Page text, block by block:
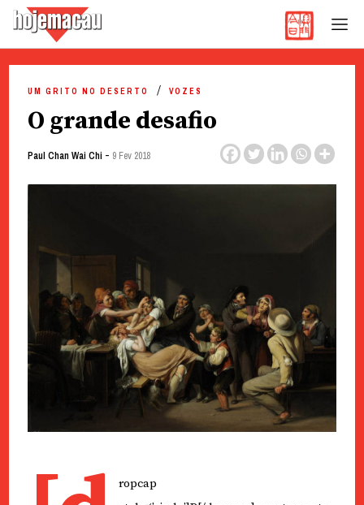
content
UM GRITO NO DESERTO VOZES
O grande desafio
Paul Chan Wai Chi - 9 Fev 2018
ropcap